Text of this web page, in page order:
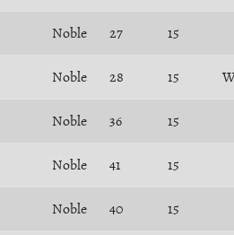
Noble 27 15
Noble 28 15
Noble 36 15
Noble 41 15
Noble 40 15